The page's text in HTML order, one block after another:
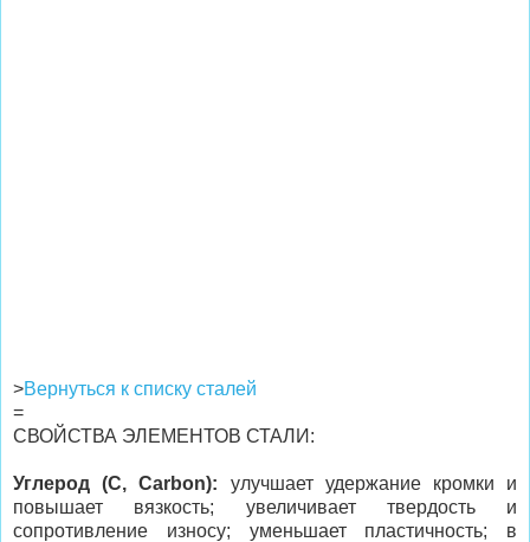
>Вернуться к списку сталей
=
СВОЙСТВА ЭЛЕМЕНТОВ СТАЛИ:
Углерод (C, Carbon): улучшает удержание кромки и
повышает вязкость; увеличивает твердость и
сопротивление износу; уменьшает пластичность; в